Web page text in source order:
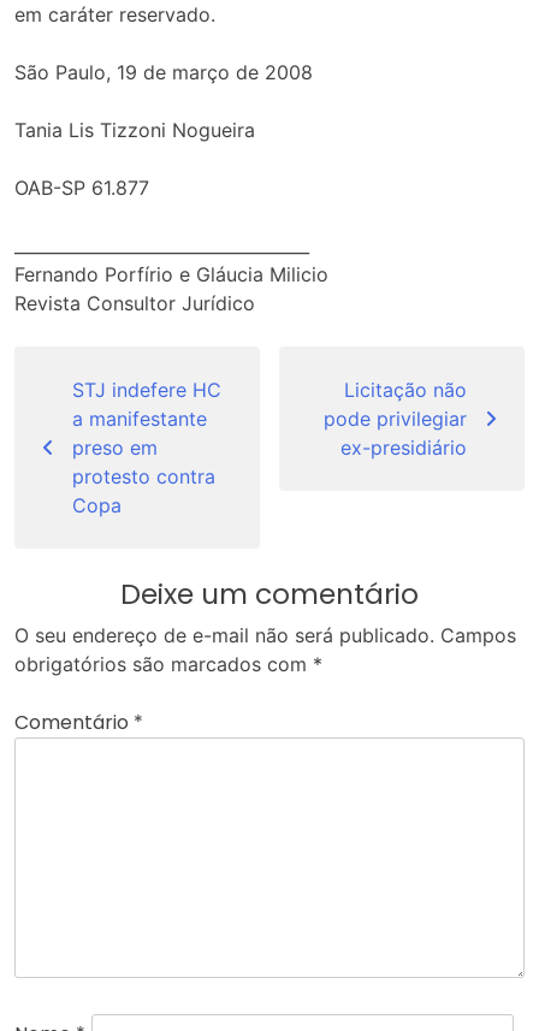
em caráter reservado.
São Paulo, 19 de março de 2008
Tania Lis Tizzoni Nogueira
OAB-SP 61.877
Fernando Porfírio e Gláucia Milicio
Revista Consultor Jurídico
Post
STJ indefere HC
a manifestante
preso em
protesto contra
Copa
Licitação não
pode privilegiar
ex-presidiário
Deixe um comentário
O seu endereço de e-mail não será publicado. Campos
obrigatórios são marcados com *
Comentário *